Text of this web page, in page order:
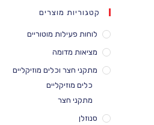
קטגוריות מוצרים
לוחות פעילות מוטוריים
מציאות מדומה
מתקני חצר וכלים מוזיקליים
כלים מוזיקליים
מתקני חצר
סנוזלן